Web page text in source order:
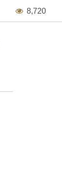
8,720